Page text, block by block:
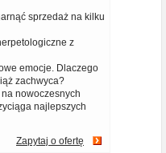
sprzedaż na kilku
z
emocje. Dlaczego
zachwyca?
nowoczesnych
najlepszych
Zapytaj o ofertę